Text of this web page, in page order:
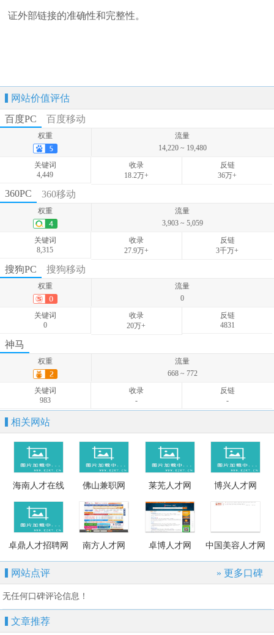
证外部链接的准确性和完整性。
网站价值评估
百度PC
百度移动
权重
流量
14,220 ~ 19,480
关键词
4,449
收录
18.2万+
反链
36万+
权重
关键词
1,136
360PC 360移动
权重
流量
3,903 ~ 5,059
关键词
8,315
收录
27.9万+
反链
3千万+
权重
关键词
6,184
搜狗PC 搜狗移动
权重
流量
0
关键词
0
收录
20万+
反链
4831
关键词
0
神马
权重
流量
668 ~ 772
关键词
983
收录
-
反链
-
相关网站
海南人才在线 佛山兼职网 莱芜人才网 博兴人才网
卓鼎人才招聘网 南方人才网 卓博人才网 中国美容人才网
网站点评 » 更多口碑
无任何口碑评论信息！
文章推荐